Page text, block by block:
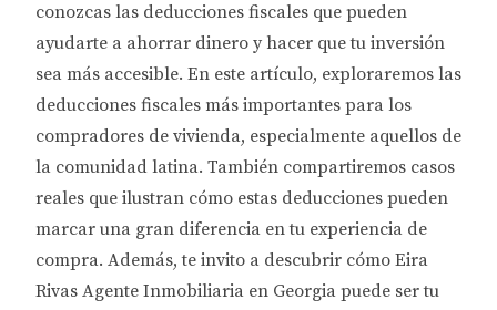
conozcas las deducciones fiscales que pueden
ayudarte a ahorrar dinero y hacer que tu inversión
sea más accesible. En este artículo, exploraremos las
deducciones fiscales más importantes para los
compradores de vivienda, especialmente aquellos de
la comunidad latina. También compartiremos casos
reales que ilustran cómo estas deducciones pueden
marcar una gran diferencia en tu experiencia de
compra. Además, te invito a descubrir cómo Eira
Rivas Agente Inmobiliaria en Georgia puede ser tu